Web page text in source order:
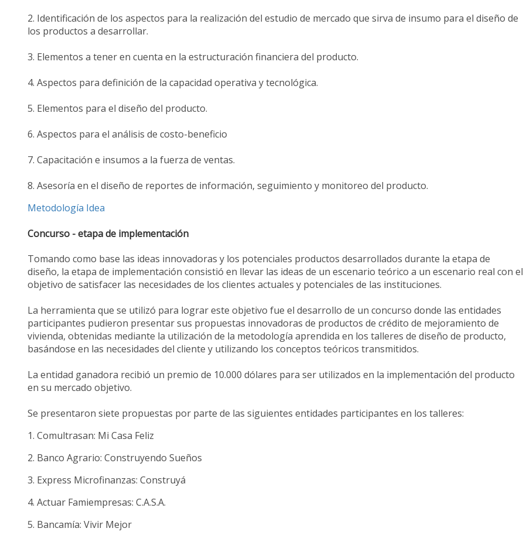
2. Identificación de los aspectos para la realización del estudio de mercado que sirva de insumo para el diseño de
los productos a desarrollar.
3. Elementos a tener en cuenta en la estructuración financiera del producto.
4. Aspectos para definición de la capacidad operativa y tecnológica.
5. Elementos para el diseño del producto.
6. Aspectos para el análisis de costo-beneficio
7. Capacitación e insumos a la fuerza de ventas.
8. Asesoría en el diseño de reportes de información, seguimiento y monitoreo del producto.
Metodología Idea
Concurso - etapa de implementación
Tomando como base las ideas innovadoras y los potenciales productos desarrollados durante la etapa de
diseño, la etapa de implementación consistió en llevar las ideas de un escenario teórico a un escenario real con el
objetivo de satisfacer las necesidades de los clientes actuales y potenciales de las instituciones.
La herramienta que se utilizó para lograr este objetivo fue el desarrollo de un concurso donde las entidades
participantes pudieron presentar sus propuestas innovadoras de productos de crédito de mejoramiento de
vivienda, obtenidas mediante la utilización de la metodología aprendida en los talleres de diseño de producto,
basándose en las necesidades del cliente y utilizando los conceptos teóricos transmitidos.
La entidad ganadora recibió un premio de 10.000 dólares para ser utilizados en la implementación del producto
en su mercado objetivo.
Se presentaron siete propuestas por parte de las siguientes entidades participantes en los talleres:
1. Comultrasan: Mi Casa Feliz
2. Banco Agrario: Construyendo Sueños
3. Express Microfinanzas: Construyá
4. Actuar Famiempresas: C.A.S.A.
5. Bancamía: Vivir Mejor